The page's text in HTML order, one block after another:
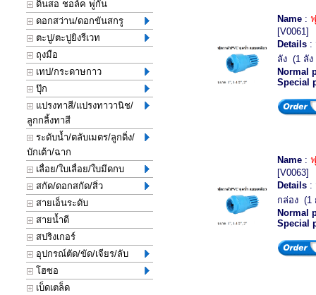
ดินสอ ชอล์ค พู่กัน
ดอกสว่าน/ดอกขันสกรู
ตะปู/ตะปูยิงรีเวท
ถุงมือ
เทป/กระดาษกาว
ปุ๊ก
แปรงทาสี/แปรงทาวานิช/
ลูกกลิ้งทาสี
ระดับน้ำ/ตลับเมตร/ลูกดิ่ง/
บักเต้า/ฉาก
เลื่อย/ใบเลื่อย/ใบมีดกบ
สกัด/ดอกสกัด/สิ่ว
สายเอ็นระดับ
สายน้ำดี
สปริงเกอร์
อุปกรณ์ตัด/ขัด/เจียร/ลับ
โฮซอ
เบ็ดเตล็ด
Name :
[V0061]
Details :
ลัง (1 ลัง
Normal
Special
Name :
[V0063]
Details :
กล่อง (1
Normal
Special